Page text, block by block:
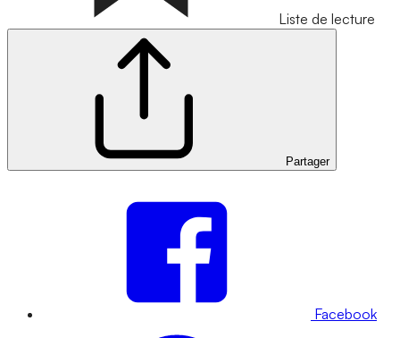
Liste de lecture
Partager
Facebook